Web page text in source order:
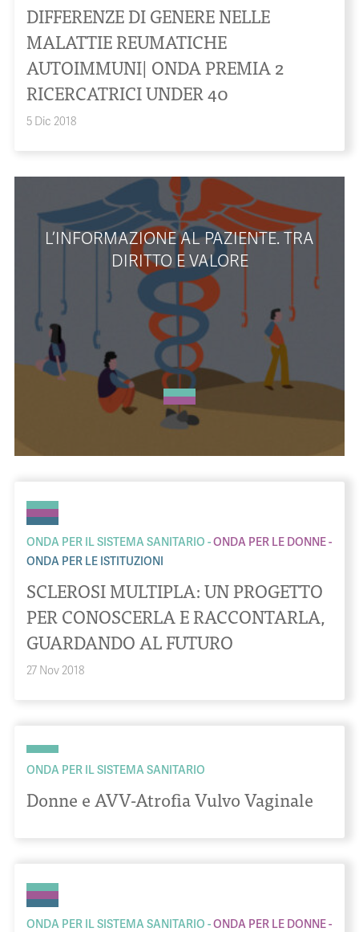
DIFFERENZE DI GENERE NELLE
MALATTIE REUMATICHE
AUTOIMMUNI| ONDA PREMIA 2
RICERCATRICI UNDER 40
5 Dic 2018
L’INFORMAZIONE AL PAZIENTE. TRA
DIRITTO E VALORE
ONDA PER IL SISTEMA SANITARIO
ONDA PER LE DONNE
ONDA PER LE ISTITUZIONI
SCLEROSI MULTIPLA: UN PROGETTO
PER CONOSCERLA E RACCONTARLA,
GUARDANDO AL FUTURO
27 Nov 2018
ONDA PER IL SISTEMA SANITARIO
Donne e AVV-Atrofia Vulvo Vaginale
ONDA PER IL SISTEMA SANITARIO
ONDA PER LE DONNE